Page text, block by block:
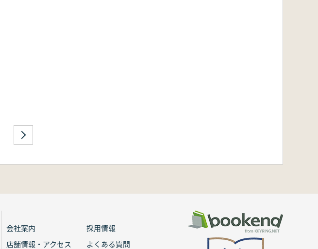
会社案内
採用情報
店舗情報・アクセス
よくある質問